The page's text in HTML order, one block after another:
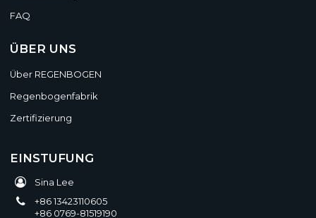
FAQ
ÜBER UNS
Über REGENBOGEN
Regenbogenfabrik
Zertifizierung
EINSTUFUNG
Sina Lee
+86 13423110605
+86 0769-81519190